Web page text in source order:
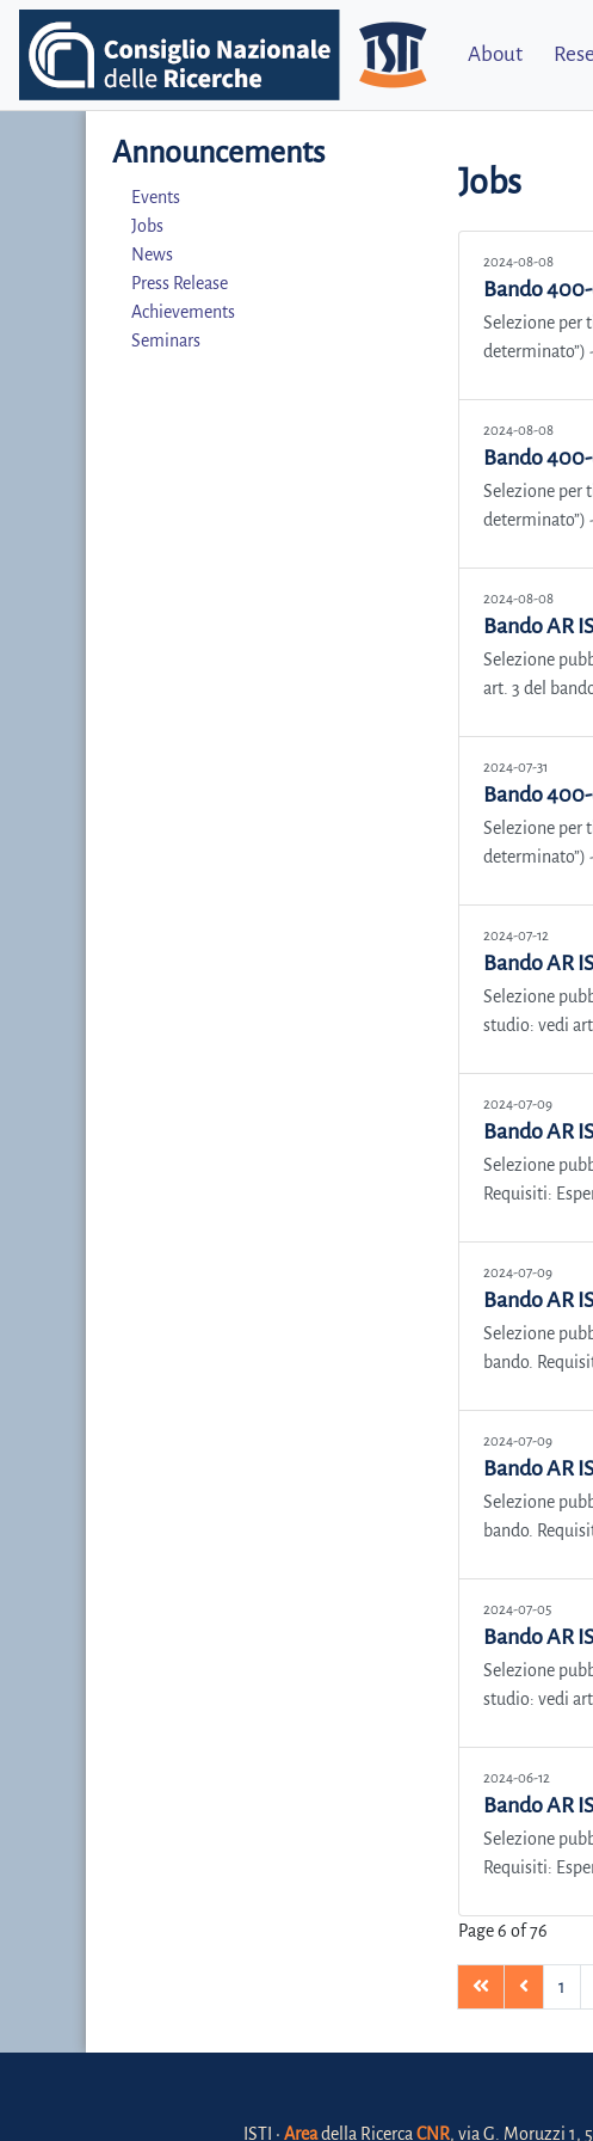
About
Announcements
Events
Jobs
News
Press Release
Achievements
Seminars
Jobs
2024-08-08
Bando 400-
Selezione per
determinato”)
2024-08-08
Bando 400-
Selezione per
determinato”)
2024-08-08
Bando AR
Selezione
art. 3 del
2024-07-31
Bando 400-
Selezione per
determinato”)
2024-07-12
Bando AR
Selezione
studio: vedi
2024-07-09
Bando AR
Selezione
Requisiti:
2024-07-09
Bando AR
Selezione
bando.
2024-07-09
Bando AR
Selezione
bando.
2024-07-05
Bando AR
Selezione
studio: vedi
2024-06-12
Bando AR
Selezione
Requisiti:
Page 6 of 76
1
ISTI • Areadella Ricerca CNR, via G. Moruzzi 1,